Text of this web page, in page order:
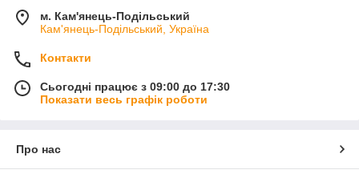
м. Кам'янець-Подільський
Кам'янець-Подільський, Україна
Контакти
Сьогодні працює з 09:00 до 17:30
Показати весь графік роботи
Про нас